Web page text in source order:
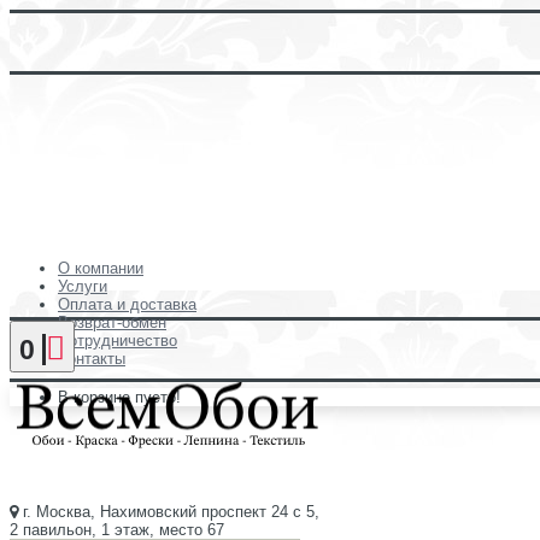
О компании
Услуги
Оплата и доставка
Возврат-обмен
Сотрудничество
Контакты
0
В корзине пусто!
г. Москва, Нахимовский проспект 24 с 5,
2 павильон, 1 этаж, место 67